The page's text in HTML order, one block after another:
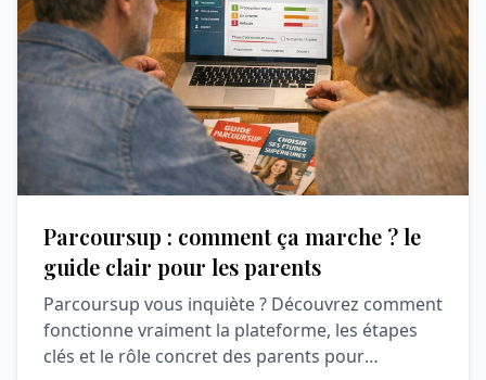
Parcoursup : comment ça marche ? le
guide clair pour les parents
Parcoursup vous inquiète ? Découvrez comment
fonctionne vraiment la plateforme, les étapes
clés et le rôle concret des parents pour